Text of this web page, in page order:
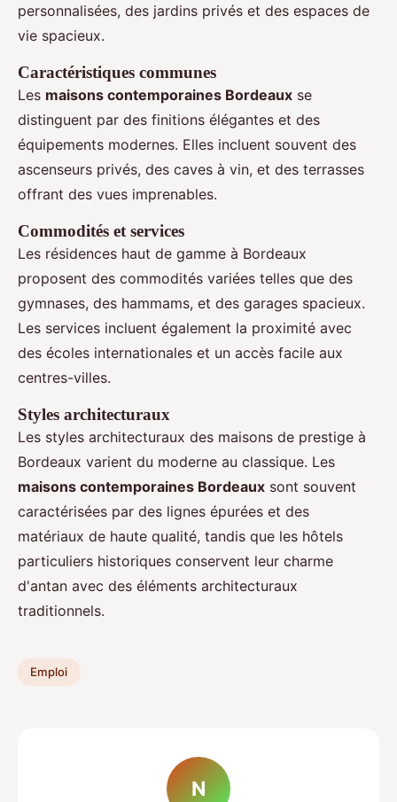
personnalisées, des jardins privés et des espaces de
vie spacieux.
Caractéristiques communes
Les maisons contemporaines Bordeaux se
distinguent par des finitions élégantes et des
équipements modernes. Elles incluent souvent des
ascenseurs privés, des caves à vin, et des terrasses
offrant des vues imprenables.
Commodités et services
Les résidences haut de gamme à Bordeaux
proposent des commodités variées telles que des
gymnases, des hammams, et des garages spacieux.
Les services incluent également la proximité avec
des écoles internationales et un accès facile aux
centres-villes.
Styles architecturaux
Les styles architecturaux des maisons de prestige à
Bordeaux varient du moderne au classique. Les
maisons contemporaines Bordeaux sont souvent
caractérisées par des lignes épurées et des
matériaux de haute qualité, tandis que les hôtels
particuliers historiques conservent leur charme
d'antan avec des éléments architecturaux
traditionnels.
Emploi
N